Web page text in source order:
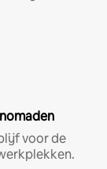
voor de